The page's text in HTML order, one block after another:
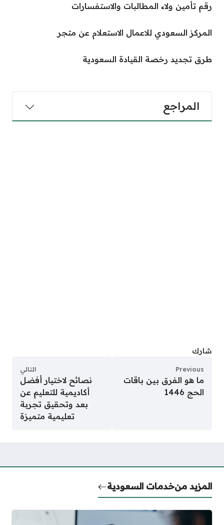
رقم تأمين ولاء المطالبات والاستفسارات
المركز السعودي للاعمال الاستعلام عن متجر
طرق تجديد رخصة القيادة السعودية
المراجع
شارك
Previous
ما هو الفرق بين باقات
الحج 1446
التالي
نصائح لاختيار أفضل
أكاديمية للتعليم عن
بعد وتحقيق تجربة
تعليمية متميزة
المزيد منخدمات السعودية